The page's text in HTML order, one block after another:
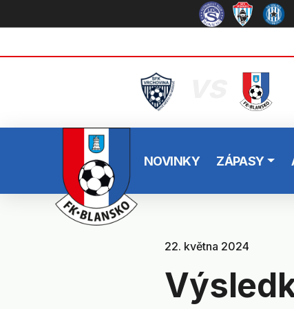
NOVINKY ZÁPASY
22. května 2024